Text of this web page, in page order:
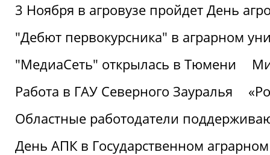
3 Ноября в агровузе пройдет День
"Дебют первокурсника" в аграрном
"МедиаСеть" открылась в Тюмени
Работа в ГАУ Северного Зауралья
Областные работодатели
День АПК в Государственном